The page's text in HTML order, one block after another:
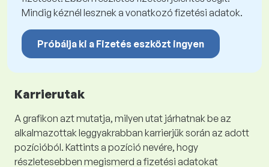
Mindig kéznél lesznek a vonatkozó fizetési adatok.
Próbálja ki a Fizetés eszközt ingyen
Karrierutak
A grafikon azt mutatja, milyen utat járhatnak be az
alkalmazottak leggyakrabban karrierjük során az adott
pozícióból. Kattints a pozíció nevére, hogy
részletesebben megismerd a fizetési adatokat